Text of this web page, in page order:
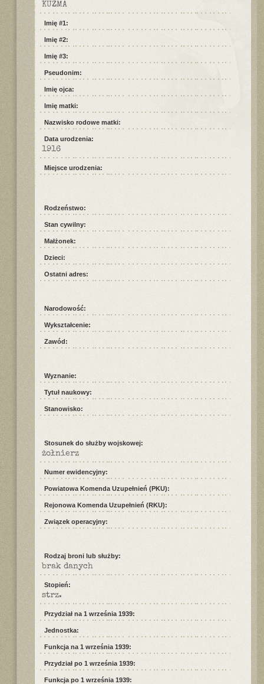
KUŹMA
Imię #1:
Imię #2:
Imię #3:
Pseudonim:
Imię ojca:
Imię matki:
Nazwisko rodowe matki:
Data urodzenia:
1916
Miejsce urodzenia:
Rodzeństwo:
Stan cywilny:
Małżonek:
Dzieci:
Ostatni adres:
Narodowość:
Wykształcenie:
Zawód:
Wyznanie:
Tytuł naukowy:
Stanowisko:
Stosunek do służby wojskowej:
żołnierz
Numer ewidencyjny:
Powiatowa Komenda Uzupełnień (PKU):
Rejonowa Komenda Uzupełnień (RKU):
Związek operacyjny:
Rodzaj broni lub służby:
brak danych
Stopień:
strz.
Przydział na 1 września 1939:
Jednostka:
Funkcja na 1 września 1939:
Przydział po 1 września 1939:
Funkcja po 1 września 1939: